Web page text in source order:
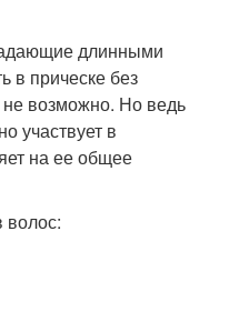
длинными
в прическе без
возможно. Но ведь
участвует в
на ее общее
волос: